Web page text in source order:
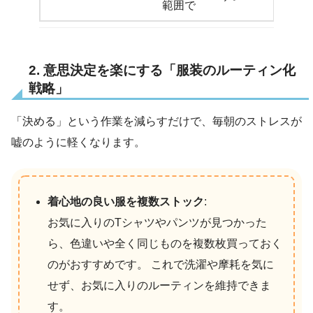
範囲で
2. 意思決定を楽にする「服装のルーティン化
戦略」
「決める」という作業を減らすだけで、毎朝のストレスが
嘘のように軽くなります。
着心地の良い服を複数ストック:
お気に入りのTシャツやパンツが見つかった
ら、色違いや全く同じものを複数枚買っておく
のがおすすめです。 これで洗濯や摩耗を気に
せず、お気に入りのルーティンを維持できま
す。